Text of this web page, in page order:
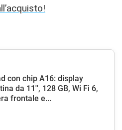
con chip A16: display
da 11'', 128 GB, Wi Fi 6,
frontale e...